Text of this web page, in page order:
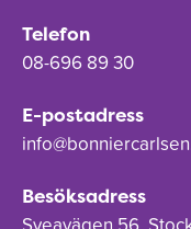
Telefon
08-696 89 30
E-postadress
Besöksadress